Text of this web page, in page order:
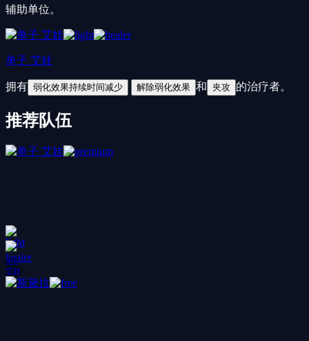
辅助单位。
单子 艾娃
拥有 弱化效果持续时间减少 解除弱化效果 和 夹攻 的治疗者。
推荐队伍
单子
艾娃